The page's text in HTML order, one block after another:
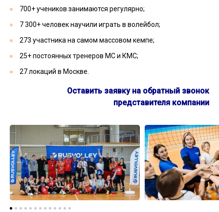
700+ учеников занимаются регулярно;
7 300+ человек научили играть в волейбол;
273 участника на самом массовом кемпе;
25+ постоянных тренеров МС и КМС;
27 локаций в Москве.
Оставить заявку на обратный звонок
представителя компании